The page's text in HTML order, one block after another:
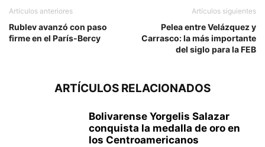
Artículos anteriores
Rublev avanzó con paso
firme en el París-Bercy
Artículos siguientes
Pelea entre Velázquez y
Carrasco: la más importante
del siglo para la FEB
ARTÍCULOS RELACIONADOS
Bolivarense Yorgelis Salazar
conquista la medalla de oro en
los Centroamericanos